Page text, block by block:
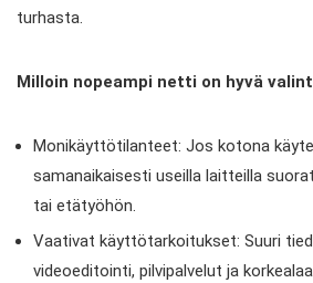
turhasta.
Milloin nopeampi netti on hyvä
Monikäyttötilanteet: Jos kotona
samanaikaisesti useilla laitteilla
tai etätyöhön.
Vaativat käyttötarkoitukset: Suuri
videoeditointi, pilvipalvelut ja